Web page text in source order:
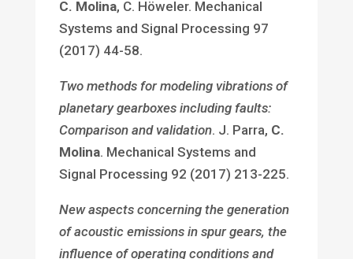
C. Molina, C. Höweler. Mechanical
Systems and Signal Processing 97
(2017) 44-58.
Two methods for modeling vibrations of
planetary gearboxes including faults:
Comparison and validation. J. Parra, C.
Molina. Mechanical Systems and
Signal Processing 92 (2017) 213-225.
New aspects concerning the generation
of acoustic emissions in spur gears, the
influence of operating conditions and